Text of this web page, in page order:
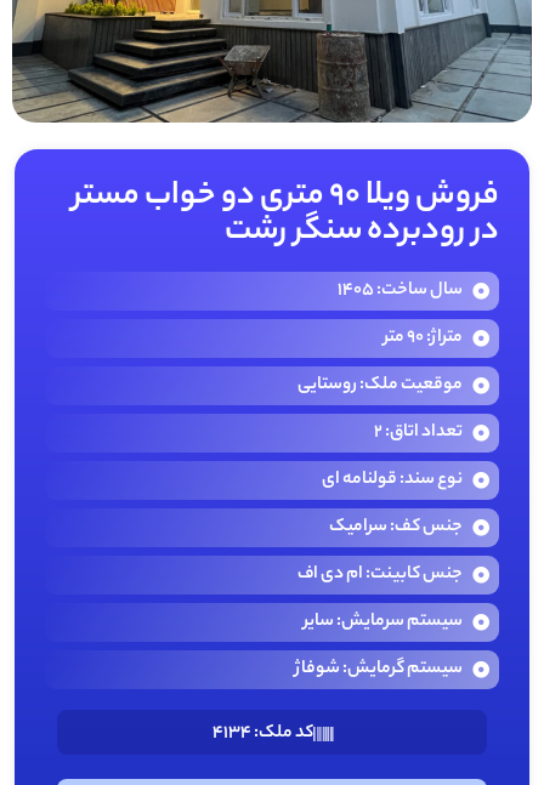
فروش ویلا ۹۰ متری دو خواب مستر
در رودبرده سنگر رشت
سال ساخت: 1405
متراژ: 90 متر
موقعیت ملک: روستایی
تعداد اتاق: 2
نوع سند: قولنامه ای
جنس کف: سرامیک
جنس کابینت: ام دی اف
سیستم سرمایش: سایر
سیستم گرمایش: شوفاژ
کد ملک: 4134